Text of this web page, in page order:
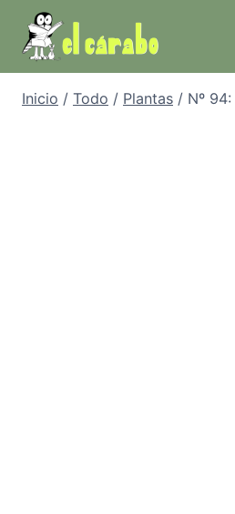
Saltar
contenido
Inicio / Todo / Plantas / Nº